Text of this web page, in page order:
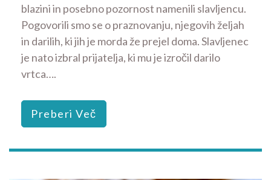
blazini in posebno pozornost namenili slavljencu.
Pogovorili smo se o praznovanju, njegovih željah
in darilih, ki jih je morda že prejel doma. Slavljenec
je nato izbral prijatelja, ki mu je izročil darilo
vrtca….
Preberi Več